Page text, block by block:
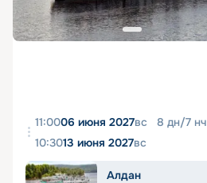
11:0006 июня 2027вс 8 дн/7 нч
10:3013 июня 2027вс
Алдан